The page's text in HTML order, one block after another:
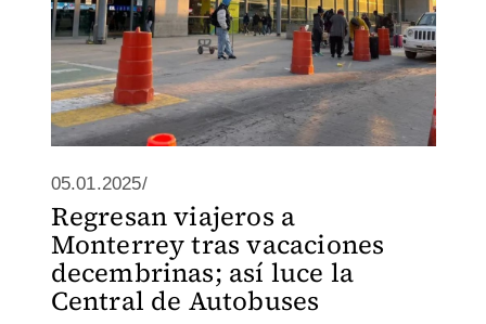
05.01.2025/
Regresan viajeros a
Monterrey tras vacaciones
decembrinas; así luce la
Central de Autobuses